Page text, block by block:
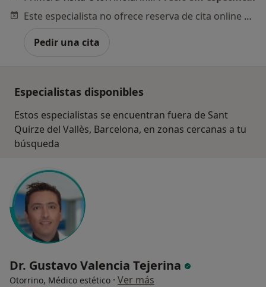
Este especialista no ofrece reserva de cita online en esta dirección.
Pedir una cita
Especialistas disponibles
Estos especialistas se encuentran fuera de Sant
Quirze del Vallès, Barcelona, en zonas cercanas a tu
búsqueda
Dr. Gustavo Valencia Tejerina
Otorrino, Médico estético · Ver más